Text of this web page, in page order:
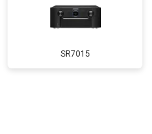
SR7015